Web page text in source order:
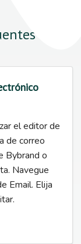
el editor de
de correo
Bybrand o
Navegue
Email. Elija